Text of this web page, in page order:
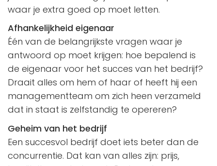
waar je extra goed op moet letten.
Afhankelijkheid eigenaar
Één van de belangrijkste vragen waar je
antwoord op moet krijgen: hoe bepalend is
de eigenaar voor het succes van het bedrijf?
Draait alles om hem of haar of heeft hij een
managementteam om zich heen verzameld
dat in staat is zelfstandig te opereren?
Geheim van het bedrijf
Een succesvol bedrijf doet iets beter dan de
concurrentie. Dat kan van alles zijn: prijs,